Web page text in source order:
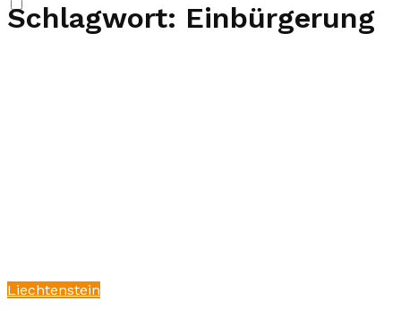
Schlagwort: Einbürgerung
Liechtenstein